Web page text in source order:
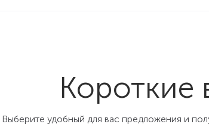
Короткие
Выберите удобный для вас предложения и